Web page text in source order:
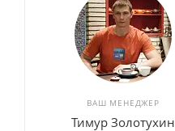
ВАШ МЕНЕДЖЕР
Тимур Золотухин